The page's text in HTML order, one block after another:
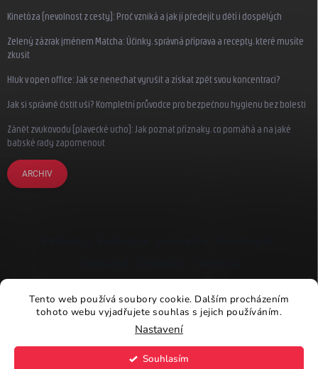
Tento web používá soubory cookie. Dalším procházením
tohoto webu vyjadřujete souhlas s jejich používáním.
Nastavení
Souhlasím
Kinetóza (nevolnost z cesty): Proč vzniká a jak jí předejít u dětí i dospělých
Zelený zázrak jménem Matcha: Účinky, správná příprava a recepty, které musíte
zkusit
Hluk v open office: Jak se nenechat vyrušit a získat zpět svou koncentraci?
Jak si správně čistit uši? Kompletní průvodce pro bezpečnou hygienu bez bolesti
Zánět zvukovodu (plavecké ucho): Jak poznat příznaky, co pomáhá a na jaké
babské rady zapomenout
ARCHIV
Copyright 2026Earplugs.cz. Všechna práva vyhrazena.